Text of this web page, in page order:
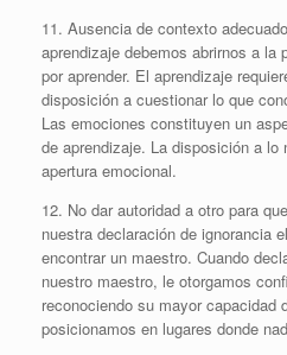
11. Ausencia de contexto
aprendizaje debemos abrirnos a la
por aprender. El aprendizaje
disposición a cuestionar lo que
Las emociones constituyen un
de aprendizaje. La disposición a lo
apertura emocional.
12. No dar autoridad a otro para
nuestra declaración de ignorancia
encontrar un maestro. Cuando
nuestro maestro, le otorgamos
reconociendo su mayor capacidad
posicionamos en lugares donde